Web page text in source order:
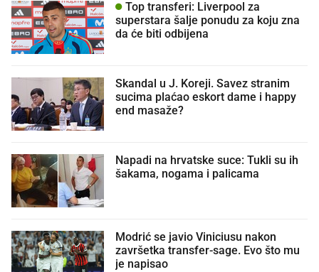
Top transferi: Liverpool za
superstara šalje ponudu za koju zna
da će biti odbijena
Skandal u J. Koreji. Savez stranim
sucima plaćao eskort dame i happy
end masaže?
Napadi na hrvatske suce: Tukli su ih
šakama, nogama i palicama
Modrić se javio Viniciusu nakon
završetka transfer-sage. Evo što mu
je napisao